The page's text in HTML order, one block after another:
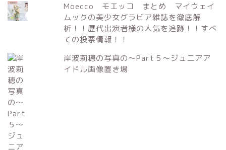
Moecco モエッコ まとめ マイウェイ
ムックの美少女グラビア雑誌を徹底解
析！！歴代出演者様の人気を追跡！！すべ
ての投票情報！！
岸波莉穂の写真の～Part５～ジュニアア
イドル画像置き場